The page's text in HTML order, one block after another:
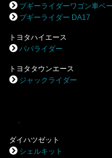
ブギーライダーワゴン車ベ
ブギーライダー DA17
トヨタハイエース
パパライダー
トヨタタウンエース
ジャックライダー
ダイハツゼット
シェルキット